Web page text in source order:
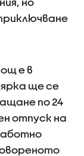
е в
ще се
по 24
отпуск на